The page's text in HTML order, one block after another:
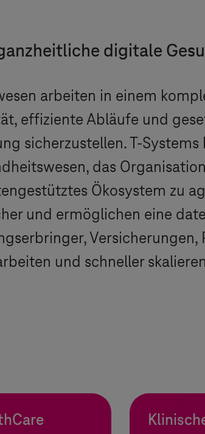
digitale
arbeiten in einem
effiziente Abläufe und
sicherzustellen. T-Systems
das
Ökosystem zu
und ermöglichen eine
und schneller